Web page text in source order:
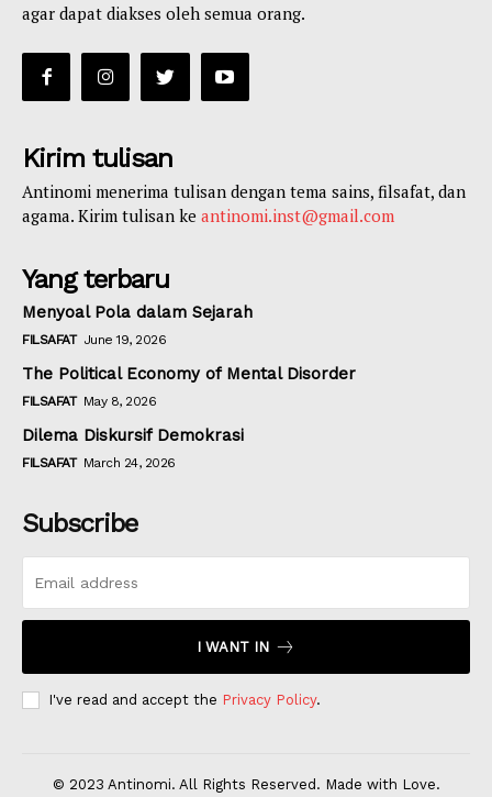
agar dapat diakses oleh semua orang.
Kirim tulisan
Antinomi menerima tulisan dengan tema sains, filsafat, dan
agama. Kirim tulisan ke antinomi.inst@gmail.com
Yang terbaru
Menyoal Pola dalam Sejarah
FILSAFAT June 19, 2026
The Political Economy of Mental Disorder
FILSAFAT May 8, 2026
Dilema Diskursif Demokrasi
FILSAFAT March 24, 2026
Subscribe
I WANT IN
I've read and accept the Privacy Policy.
© 2023 Antinomi. All Rights Reserved. Made with Love.